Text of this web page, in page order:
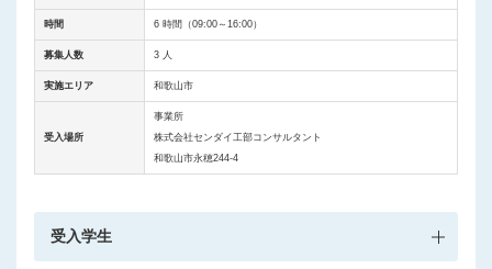
時間 6 時間（09:00～16:00）
募集人数 3 人
実施エリア 和歌山市
受入場所
事業所
株式会社センダイ工部コンサルタント
和歌山市永穂244-4
受入学生